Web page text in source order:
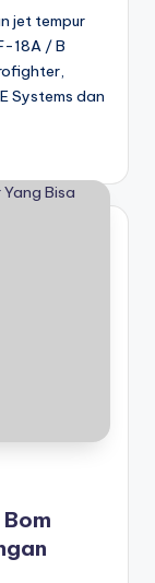
jet tempur
18A / B
Systems dan